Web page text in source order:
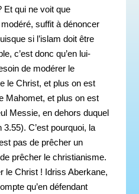
Et qui ne voit que
suffit à dénoncer
si l’islam doit être
c’est donc qu’en lui-
de modérer le
le Christ, et plus on est
Mahomet, et plus on est
Messie, en dehors duquel
3.55). C’est pourquoi, la
pas de prêcher un
prêcher le christianisme.
le Christ ! Idriss Aberkane,
qu’en défendant